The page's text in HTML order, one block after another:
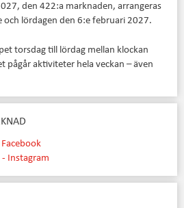
den 422:a marknaden, arrangeras
och lördagen den 6:e februari 2027.
torsdag till lördag mellan klockan
pågår aktiviteter hela veckan – även